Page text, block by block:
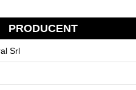
PRODUCENT
Srl